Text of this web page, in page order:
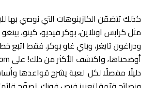
كذلك تتضمّن الكازينوهات التي نوصي بها
مثل كرابس اونلاين، بوكر فيديو، كينو،
ودراغون تايغر، وباي غاو بوكر. فقط اتبع
دليلًا مفصلًا لكل لعبة يشرح قواعدها